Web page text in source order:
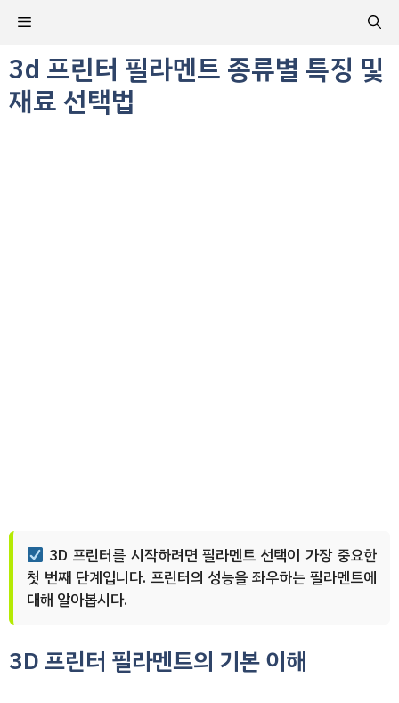
츠
로
건
메
뉴
3d 프린터 필라멘트 종류별 특징 및
재료 선택법
3D 프린터를 시작하려면 필라멘트 선택이 가장 중요한
첫 번째 단계입니다. 프린터의 성능을 좌우하는 필라멘트에
대해 알아봅시다.
3D 프린터 필라멘트의 기본 이해